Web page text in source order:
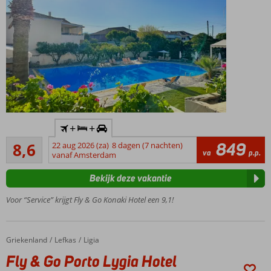
Uniek en
kleinschalig
All
hotel
door een
tuin
Gemoedelijke
8,6
Aanrader
849
beoordelingen
+ +
22 aug 2026 (za) 8 dagen (7 nachten)
vanaf Amsterdam
va 849 p.p.
Voor “Service” krijgt Fly & Go Konaki Hotel een 9,1!
Bekijk deze vakantie
Home
Griekenland Lefkas Ligia
Fly & Go Porto Lygia Hotel
Fly & Go Porto Lygia Hotel